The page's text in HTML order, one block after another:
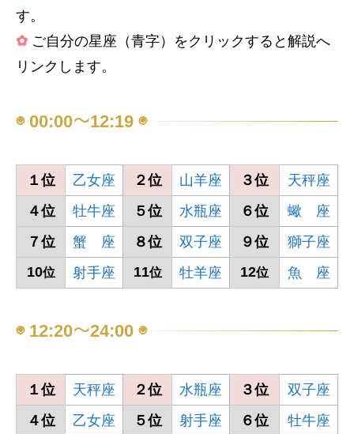
す。
✿ ご自分の星座（青字）をクリックすると解説へ
リンクします。
◉ 00:00～12:19 ◉
１位 乙女座 ２位 山羊座 ３位
天秤座
４位
牡牛座 ５位 水瓶座 ６位
蠍 座
７位
蟹 座 ８位 双子座 ９位
獅子座
10位 射手座 11位 牡羊座 12位 魚 座
◉ 12:20～24:00 ◉
１位 天秤座 ２位 水瓶座 ３位
双子座
４位
乙女座 ５位 射手座 ６位
牡牛座